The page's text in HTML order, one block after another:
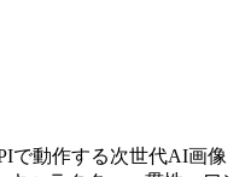
で動作する次世代AI画像